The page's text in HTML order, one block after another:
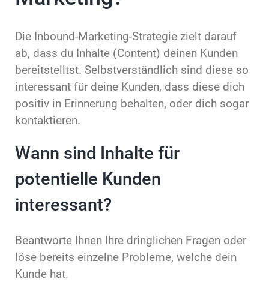
Die Inbound-Marketing-Strategie zielt darauf
ab, dass du Inhalte (Content) deinen Kunden
bereitstelltst. Selbstverständlich sind diese so
interessant für deine Kunden, dass diese dich
positiv in Erinnerung behalten, oder dich sogar
kontaktieren.
Wann sind Inhalte für
potentielle Kunden
interessant?
Beantworte Ihnen Ihre dringlichen Fragen oder
löse bereits einzelne Probleme, welche dein
Kunde hat.